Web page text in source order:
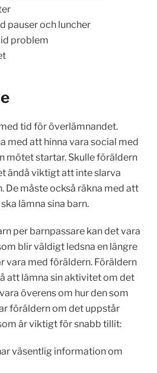
pauser och luncher
problem
tid för överlämnandet.
med att hinna vara social med
mötet startar. Skulle föräldern
ändå viktigt att inte slarva
De måste också räkna med att
lämna sina barn.
per barnpassare kan det vara
blir väldigt ledsna en längre
vara med föräldern. Föräldern
att lämna sin aktivitet om det
överens om hur den som
föräldern om det uppstår
är viktigt för snabb tillit:
väsentlig information om